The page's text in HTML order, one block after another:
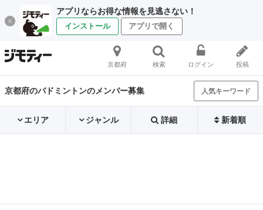
アプリならお得な情報を見逃さない！
インストール アプリで開く
京都府 検索 ログイン 投稿
京都府のバドミントンのメンバー募集 人気キーワード
エリア ジャンル 詳細 新着順